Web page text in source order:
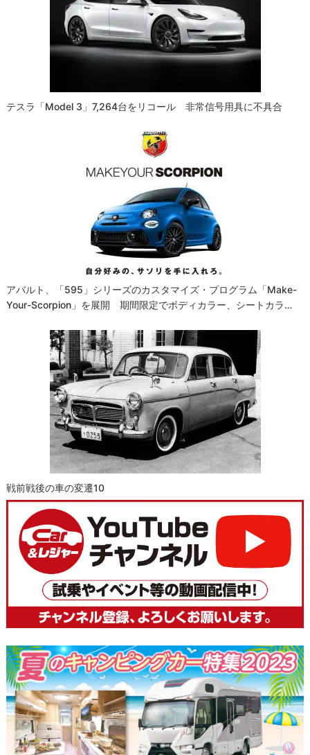
テスラ「Model 3」7,264台をリコール 非常信号用具に不具合
アバルト、「595」シリーズのカスタマイズ・プログラム「Make-
Your-Scorpion」を展開 期間限定でボディカラー、シートカラ…
戦前戦後の車の変遷10